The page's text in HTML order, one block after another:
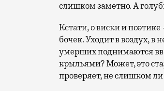
слишком заметно. А
Кстати, о виски и
бочек. Уходит в воздух,
умерших поднимаются
крыльями? Может, это
проверяет, не слишком